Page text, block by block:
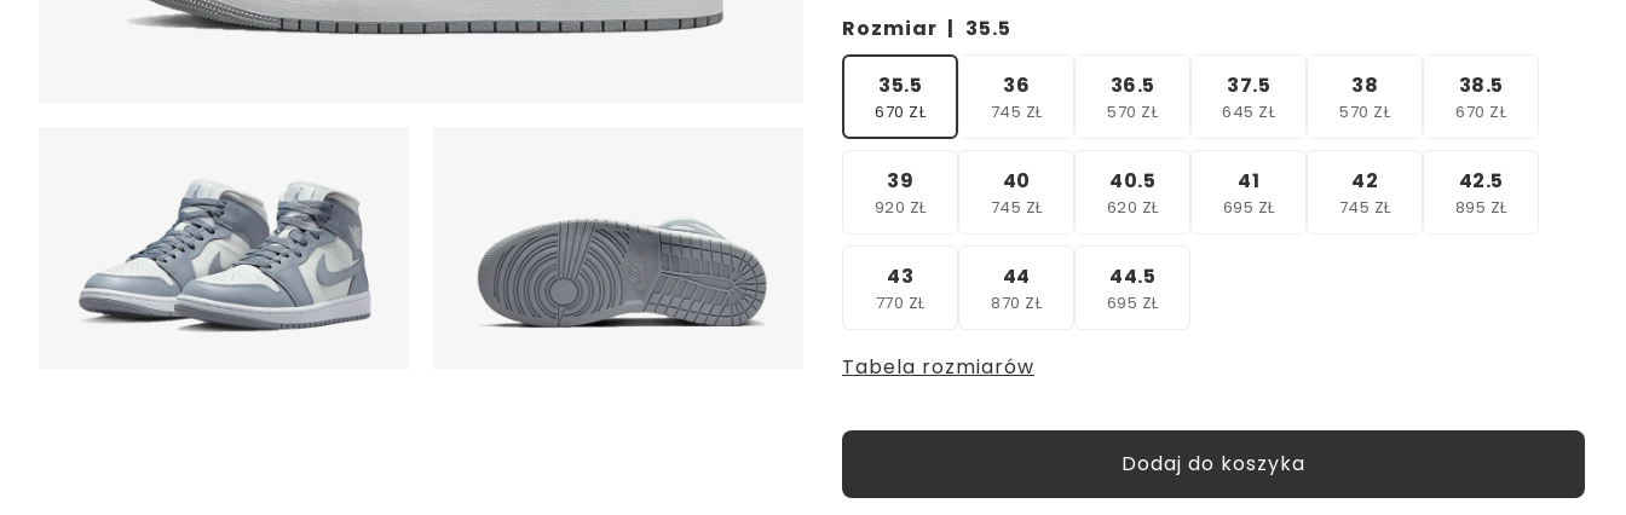
Rozmiar | 35.5
35.5
670 ZŁ
36
745 ZŁ
36.5
570 ZŁ
37.5
645 ZŁ
38
570 ZŁ
38.5
670 ZŁ
39
920 ZŁ
40
745 ZŁ
40.5
620 ZŁ
41
695 ZŁ
42
745 ZŁ
42.5
895 ZŁ
43
770 ZŁ
44
870 ZŁ
44.5
695 ZŁ
Tabela rozmiarów